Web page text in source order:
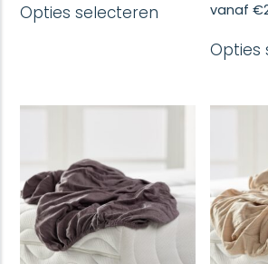
Opties selecteren product
meerdere
optie
worden
op
de
vanaf€
Opties